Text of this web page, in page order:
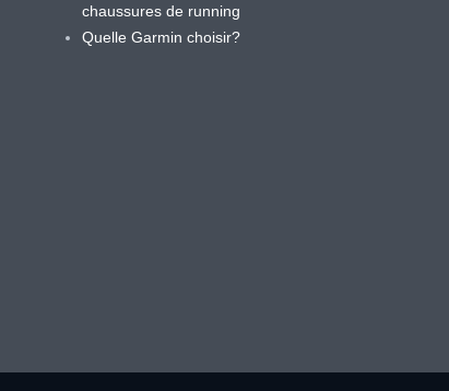
chaussures de running
Quelle Garmin choisir?